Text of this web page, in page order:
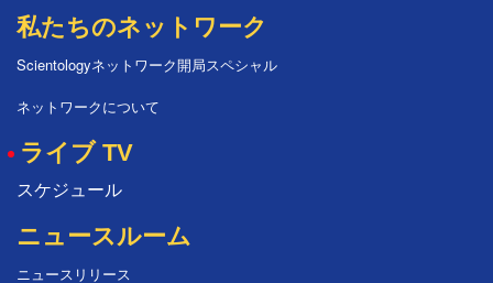
私たちのネットワーク
Scientologyネットワーク開局スペシャル
ネットワークについて
ライブ TV
スケジュール
ニュースルーム
ニュースリリース